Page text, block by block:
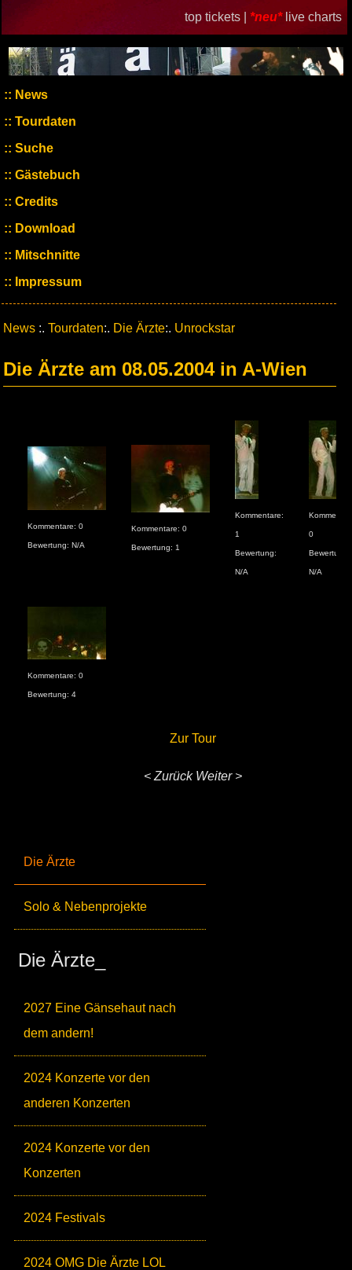
top tickets | *neu* live charts
News
Tourdaten
Suche
Gästebuch
Credits
Download
Mitschnitte
Impressum
Die Ärzte
Solo & Nebenprojekte
Die Ärzte_
2027 Eine Gänsehaut nach
dem andern!
2024 Konzerte vor den
anderen Konzerten
2024 Konzerte vor den
Konzerten
2024 Festivals
2024 OMG Die Ärzte LOL
News :. Tourdaten:. Die Ärzte:. Unrockstar
Die Ärzte am 08.05.2004 in A-Wien
Kommentare: 0
Bewertung: N/A
Kommentare: 0
Bewertung: 1
Kommentare:
1
Bewertung:
N/A
0
Bewertung:
N/A
Kommentare: 0
Bewertung: 4
Zur Tour
< Zurück Weiter >